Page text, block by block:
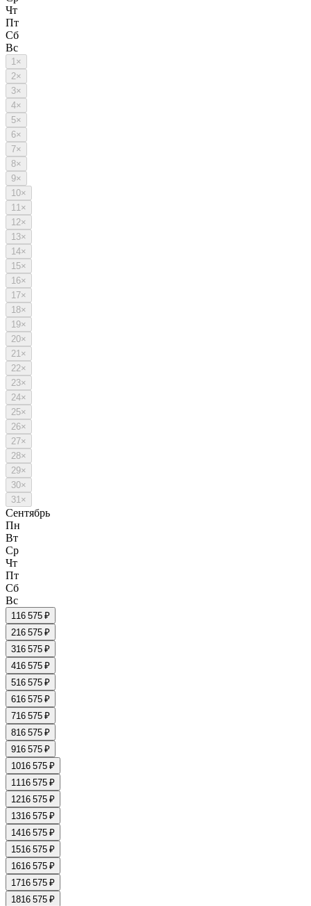
Чт
Пт
Сб
Вс
1×
2×
3×
4×
5×
6×
7×
8×
9×
10×
11×
12×
13×
14×
15×
16×
17×
18×
19×
20×
21×
22×
23×
24×
25×
26×
27×
28×
29×
30×
31×
Сентябрь
Пн
Вт
Ср
Чт
Пт
Сб
Вс
116 575 ₽
216 575 ₽
316 575 ₽
416 575 ₽
516 575 ₽
616 575 ₽
716 575 ₽
816 575 ₽
916 575 ₽
1016 575 ₽
1116 575 ₽
1216 575 ₽
1316 575 ₽
1416 575 ₽
1516 575 ₽
1616 575 ₽
1716 575 ₽
1816 575 ₽